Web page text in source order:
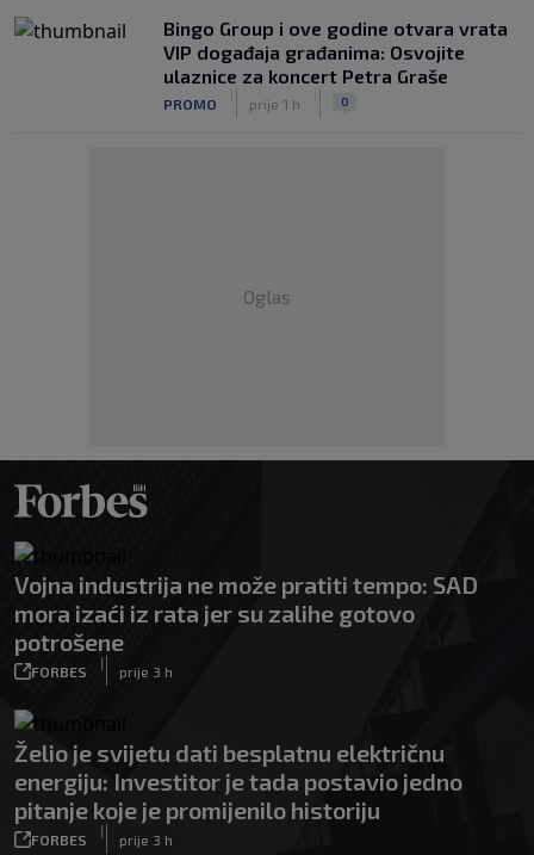
Bingo Group i ove godine otvara vrata
VIP događaja građanima: Osvojite
ulaznice za koncert Petra Graše
PROMO prije 1 h 0
Oglas
Vojna industrija ne može pratiti tempo: SAD
mora izaći iz rata jer su zalihe gotovo
potrošene
FORBES
|
prije 3 h
Želio je svijetu dati besplatnu električnu
energiju: Investitor je tada postavio jedno
pitanje koje je promijenilo historiju
FORBES
|
prije 3 h